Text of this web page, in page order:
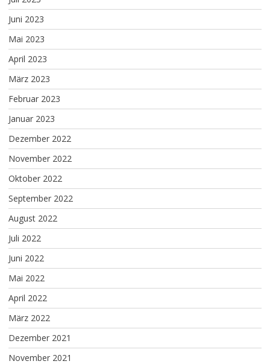
Juni 2023
Mai 2023
April 2023
März 2023
Februar 2023
Januar 2023
Dezember 2022
November 2022
Oktober 2022
September 2022
August 2022
Juli 2022
Juni 2022
Mai 2022
April 2022
März 2022
Dezember 2021
November 2021